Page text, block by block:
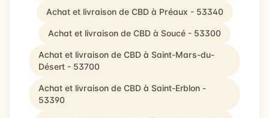
Achat et livraison de CBD à Préaux - 53340
Achat et livraison de CBD à Soucé - 53300
Achat et livraison de CBD à Saint-Mars-du-
Désert - 53700
Achat et livraison de CBD à Saint-Erblon -
53390